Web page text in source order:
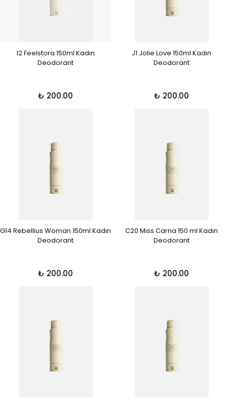
I2 Feelstora 150ml Kadın
Deodorant
₺ 200.00
J1 Jolie Love 150ml Kadın
Deodorant
₺ 200.00
G14 Rebellius Woman 150ml Kadın
Deodorant
₺ 200.00
C20 Mıss Carna 150 ml Kadın
Deodorant
₺ 200.00